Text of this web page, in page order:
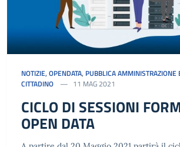
NOTIZIE, OPENDATA, PUBBLICA AMMINISTRAZIONE
CITTADINO
11 MAG 2021
CICLO DI SESSIONI
OPEN DATA